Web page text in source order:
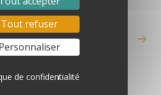
Voir tous les articles
Tout refuser
de confidentialité